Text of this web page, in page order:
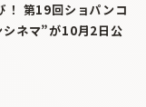
！ 第19回ショパンコ
シネマ”が10月2日公